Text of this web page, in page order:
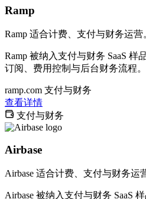
Ramp
Ramp 适合计费、支付与财务运营
Ramp 被纳入支付与财务 SaaS 样
订阅、费用控制与后台财务流程。
ramp.com 支付与财务
查看详情
支付与财务
Airbase
Airbase 适合计费、支付与财务运
Airbase 被纳入支付与财务 SaaS